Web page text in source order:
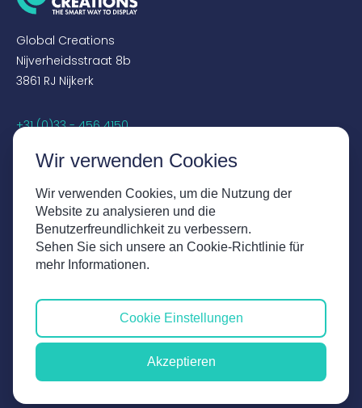
Global Creations
Nijverheidsstraat 8b
3861 RJ Nijkerk
+31 (0)33 - 456 4150
SOCIALS
Instagram
Facebook
LinkedIn
Haftungsausschluss
Geschäftsbedingungen
Datenschutzerklärung
Wir verwenden Cookies
Wir verwenden Cookies, um die Nutzung der
Website zu analysieren und die
Benutzerfreundlichkeit zu verbessern.
Sehen Sie sich unsere an Cookie-Richtlinie für
mehr Informationen.
Cookie Einstellungen
Akzeptieren